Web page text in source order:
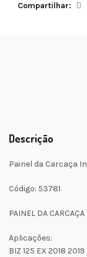
Compartilhar
Descrição
Painel da Carcaça
Código: 53781
PAINEL DA
Aplicações:
BIZ 125 EX 2018